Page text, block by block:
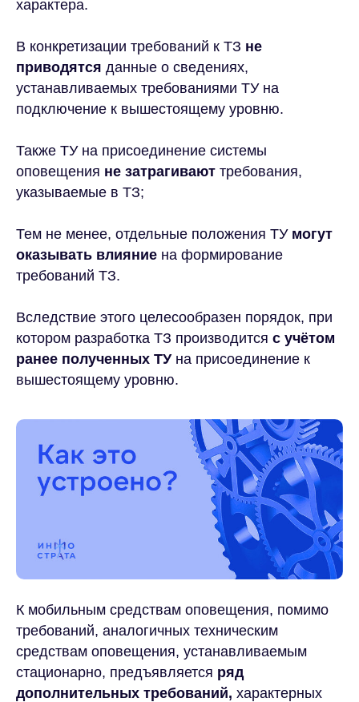
характера.
В конкретизации требований к ТЗ не
приводятся данные о сведениях,
устанавливаемых требованиями ТУ на
подключение к вышестоящему уровню.
Также ТУ на присоединение системы
оповещения не затрагивают требования,
указываемые в ТЗ;
Тем не менее, отдельные положения ТУ могут
оказывать влияние на формирование
требований ТЗ.
Вследствие этого целесообразен порядок, при
котором разработка ТЗ производится с учётом
ранее полученных ТУна присоединение к
вышестоящему уровню.
К мобильным средствам оповещения, помимо
требований, аналогичных техническим
средствам оповещения, устанавливаемым
стационарно, предъявляется ряд
дополнительных требований, характерных